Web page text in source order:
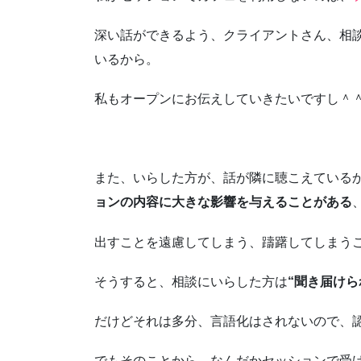
深い話ができるよう、クライアントさん、相
いるから。
私もオープンにお伝えしていきたいですし＾
また、いらした方が、話が隣に聴こえてい
ョンの内容に大きな影響を与えることがある
出すことを遠慮してしまう、躊躇してしまう
そうすると、相談にいらした方は“聞き届け
だけどそれは多分、言語化はされないので、